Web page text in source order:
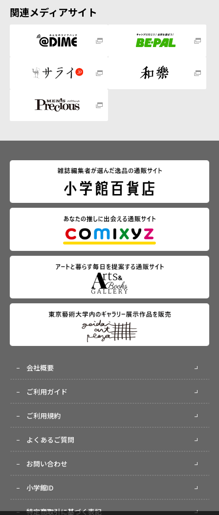
関連メディアサイト
会社概要
ご利用ガイド
ご利用規約
よくあるご質問
お問い合わせ
小学館ID
特定商取引に基づく表記